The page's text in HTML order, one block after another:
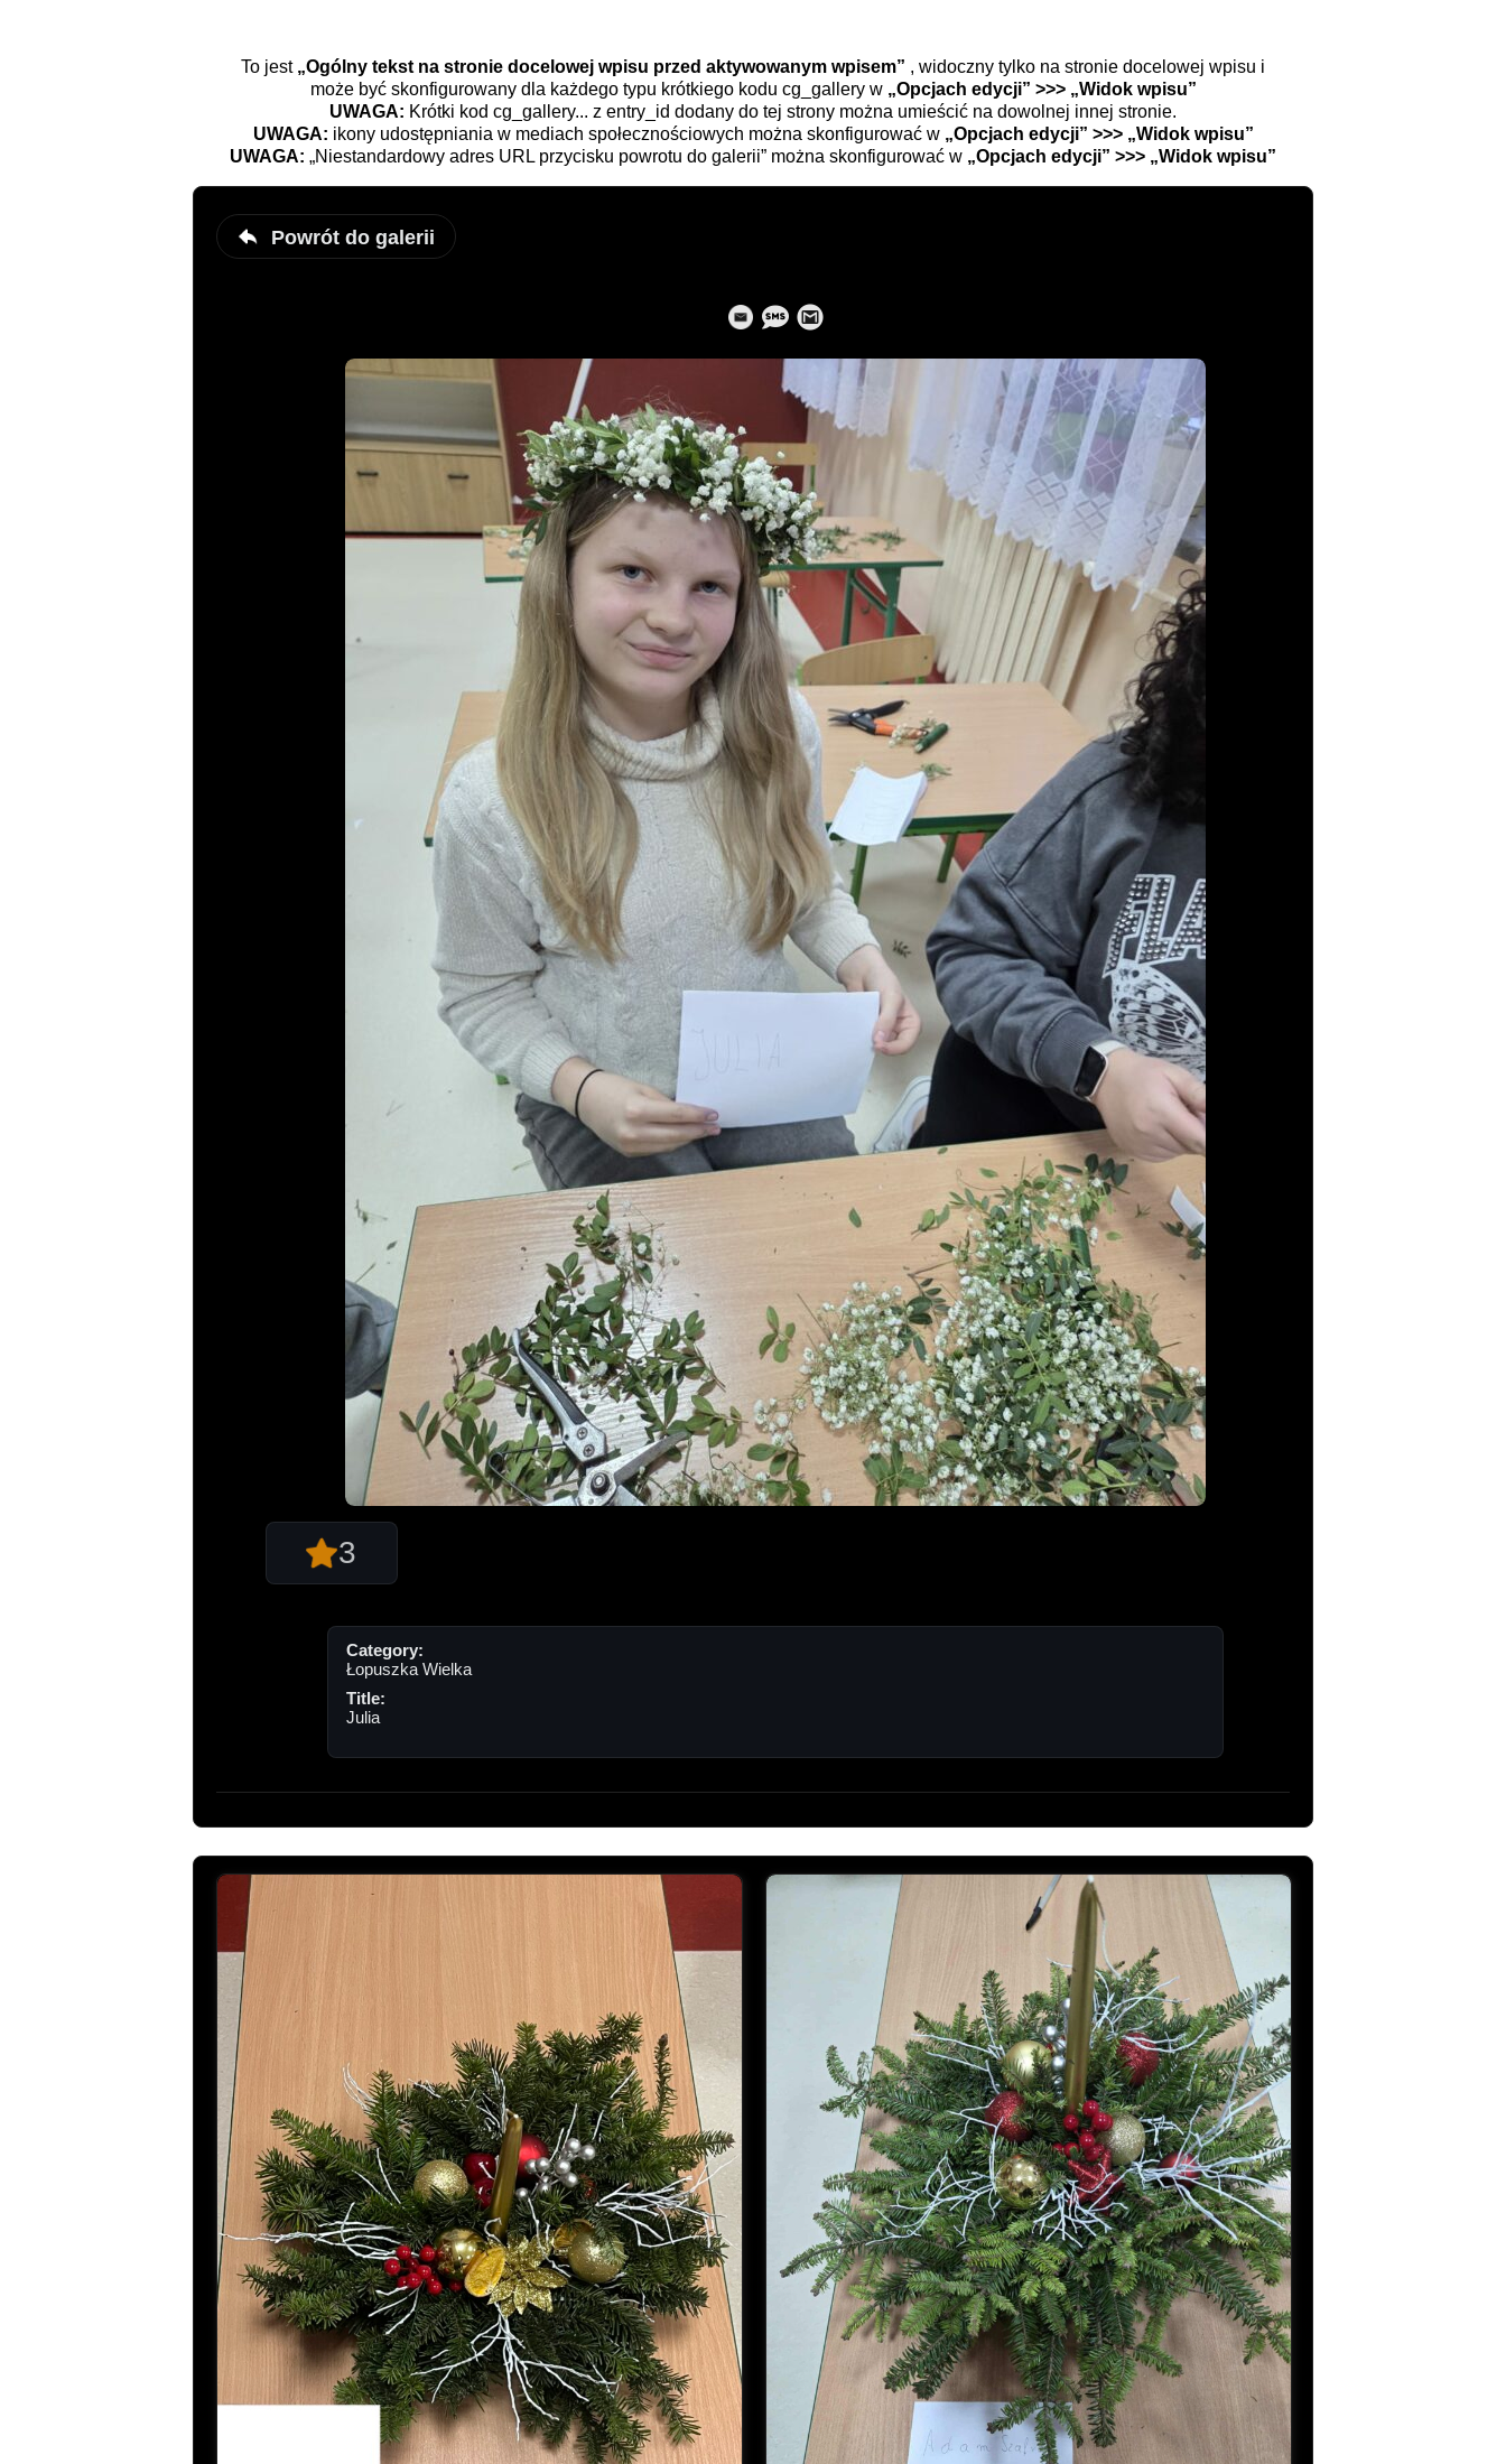
To jest „Ogólny tekst na stronie docelowej wpisu przed aktywowanym wpisem” , widoczny tylko na stronie docelowej wpisu i
może być skonfigurowany dla każdego typu krótkiego kodu cg_gallery w „Opcjach edycji” >>> „Widok wpisu”
UWAGA: Krótki kod cg_gallery... z entry_id dodany do tej strony można umieścić na dowolnej innej stronie.
UWAGA: ikony udostępniania w mediach społecznościowych można skonfigurować w „Opcjach edycji” >>> „Widok wpisu”
UWAGA: „Niestandardowy adres URL przycisku powrotu do galerii” można skonfigurować w „Opcjach edycji” >>> „Widok wpisu”
Powrót do galerii
3
Category:
Łopuszka Wielka
Title:
Julia